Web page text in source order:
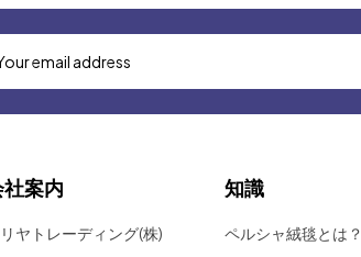
案内
ヤトレーディング(株)
知識
ペルシャ絨毯とは？